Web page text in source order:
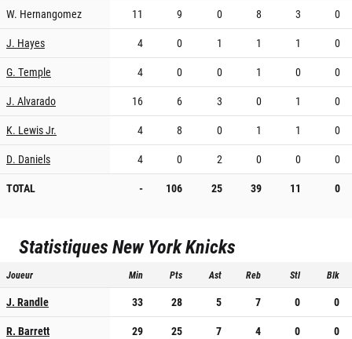
W. Hernangomez
11 9 0 8 3
0
J. Hayes
4 0 1 1 1
0
G. Temple
4 0 0 1 0
0
J. Alvarado
16 6 3 0 1
0
K. Lewis Jr.
4 8 0 1 1
0
D. Daniels
4 0 2 0 0
0
TOTAL
- 106 25 39 11 0
StatistiquesNew York Knicks
Joueur Min Pts Ast Reb Stl Blk
J. Randle 33 28 5 7 0
0
R. Barrett
29 25 7 4 0
0